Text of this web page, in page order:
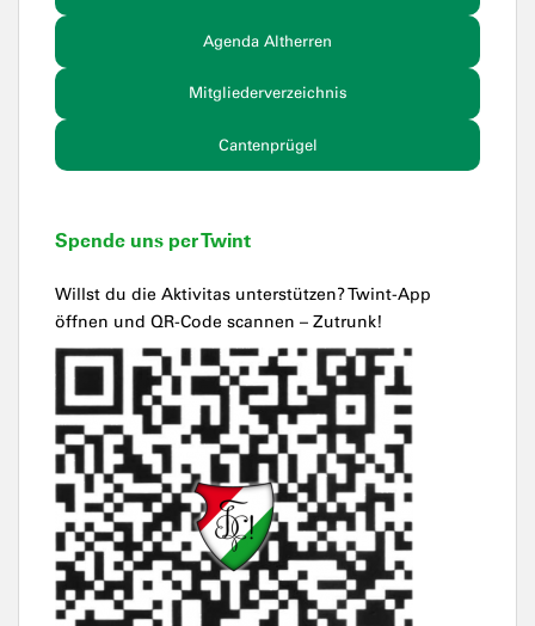
Agenda Altherren
Mitgliederverzeichnis
Cantenprügel
Spende uns per Twint
Willst du die Aktivitas unterstützen? Twint-App
öffnen und QR-Code scannen – Zutrunk!